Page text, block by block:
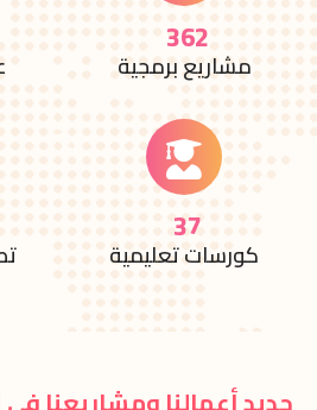
425
مشاريع برمجية